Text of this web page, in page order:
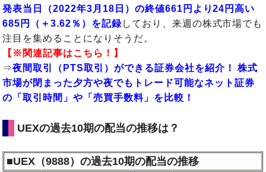
発表当日（2022年3月18日）の終値661円より24円高い
685円（＋3.62％）を記録しており、来週の株式市場でも
注目を集めることになりそうだ。
【※関連記事はこちら！】
⇒夜間取引（PTS取引）ができる証券会社を紹介！ 株式
市場が閉まった夕方や夜でもトレード可能なネット証券
の「取引時間」や「売買手数料」を比較！
UEXの過去10期の配当の推移は？
■UEX（9888）の過去10期の配当の推移